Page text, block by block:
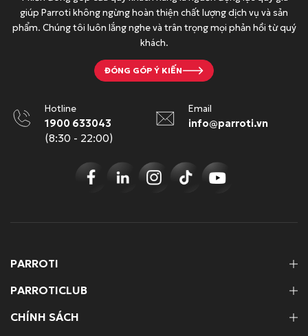
giúp Parroti không ngừng hoàn thiện chất lượng dịch vụ và sản
phẩm. Chúng tôi luôn lắng nghe và trân trọng mọi phản hồi từ quý
khách.
ĐÓNG GÓP Ý KIẾN
Hotline
1900 633043
(8:30 - 22:00)
Email
info@parroti.vn
PARROTICLUB
CHÍNH SÁCH
PARROTI